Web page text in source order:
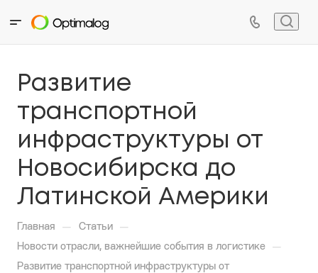
Развитие
транспортной
инфраструктуры от
Новосибирска до
Латинской Америки
Главная — Статьи —
Новости отрасли, важнейшие события в логистике —
Развитие транспортной инфраструктуры от